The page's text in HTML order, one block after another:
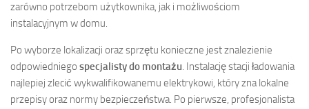
zarówno potrzebom użytkownika, jak i możliwościom
instalacyjnym w domu.
Po wyborze lokalizacji oraz sprzętu konieczne jest znalezienie
odpowiedniego specjalisty do montażu. Instalację stacji ładowania
najlepiej zlecić wykwalifikowanemu elektrykowi, który zna lokalne
przepisy oraz normy bezpieczeństwa. Po pierwsze, profesjonalista